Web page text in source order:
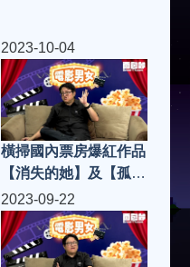
2023-10-04
橫掃國內票房爆紅作品
【消失的她】及【孤注
一擲】|電影男女 S4(第
18集)
2023-09-22